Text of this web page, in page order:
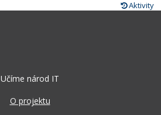
Aktivity
Učíme národ IT
O projektu